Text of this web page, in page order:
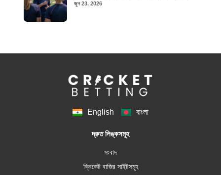
জুন 23, 2026
English বাংলা
দ্রুত লিঙ্কসমূহ
সংবাদ
ক্রিকেট বাজির সাইটসমূহ